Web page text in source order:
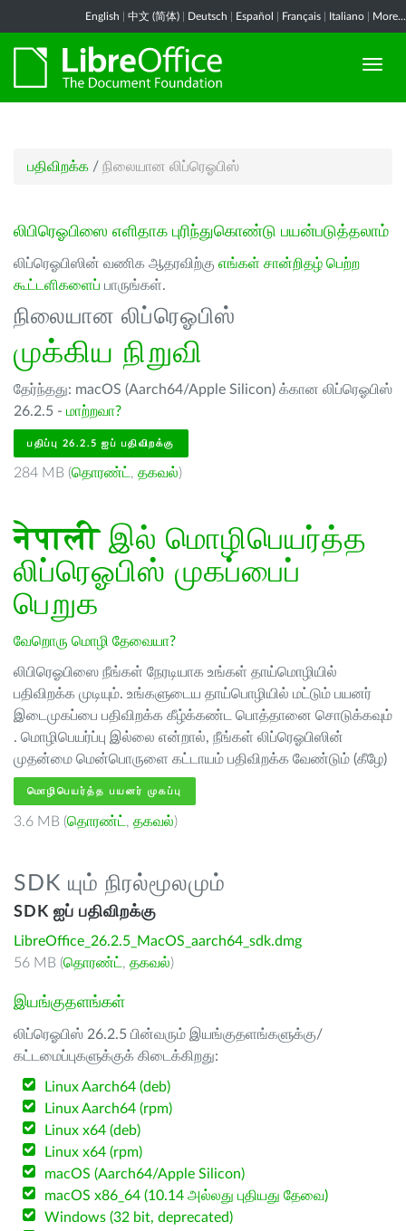
English 中文 (简体) Deutsch Español Français Italiano More...
பதிவிறக்க / நிலையான லிப்ரெஓபிஸ்
லிபிரெஓபிஸை எளிதாக புரிந்துகொண்டு பயன்படுத்தலாம்
லிப்ரெஓபிஸின் வணிக ஆதரவிற்கு எங்கள் சான்றிதழ் பெற்ற
கூட்டளிகளைப் பாருங்கள்.
நிலையான லிப்ரெஓபிஸ்
முக்கிய நிறுவி
தேர்ந்தது: macOS (Aarch64/Apple Silicon) க்கான லிப்ரெஓபிஸ்
26.2.5 - மாற்றவா?
பதிப்பு 26.2.5 ஐப் பதிவிறக்கு
284 MB (தொரண்ட் , தகவல்)
नेपालीஇல் மொழிபெயர்த்த
லிப்ரெஓபிஸ் முகப்பைப்
பெறுக
வேறொரு மொழி தேவையா?
லிபிரெஓபிஸை நீங்கள் நேரடியாக உங்கள் தாய்மொழியில்
பதிவிறக்க முடியும். உங்களுடைய தாய்பொழியில் மட்டும் பயனர்
இடைமுகப்பை பதிவிறக்க கீழ்க்கண்ட பொத்தானை சொடுக்கவும்
. மொழிபெயர்ப்பு இல்லை என்றால், நீங்கள் லிப்ரெஓபிஸின்
முதன்மை மென்பொருளை கட்டாயம் பதிவிறக்க வேண்டும் (கீழே)
மொழிபெயர்த்த பயனர் முகப்பு
3.6 MB (தொரண்ட் , தகவல்)
SDK யும் நிரல்மூலமும்
SDK ஐப் பதிவிறக்கு
LibreOffice_26.2.5_MacOS_aarch64_sdk.dmg
56 MB (தொரண்ட் , தகவல்)
இயங்குதளங்கள்
லிப்ரெஓபிஸ் 26.2.5 பின்வரும் இயங்குதளங்களுக்கு/
கட்டமைப்புகளுக்குக் கிடைக்கிறது:
Linux Aarch64 (deb)
Linux Aarch64 (rpm)
Linux x64 (deb)
Linux x64 (rpm)
macOS (Aarch64/Apple Silicon)
macOS x86_64 (10.14 அல்லது புதியது தேவை)
Windows (32 bit, deprecated)